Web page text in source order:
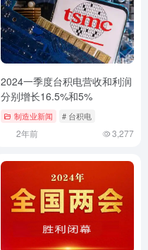
2024一季度台积电营收和利润
分别增长16.5%和5%
制造业新闻 # 台积电
2年前 3,277